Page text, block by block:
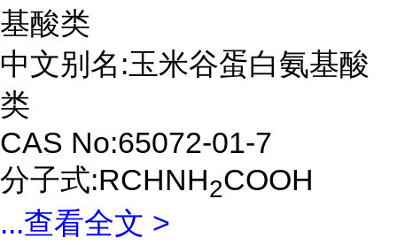
基酸类
中文别名:玉米谷蛋白氨基酸
类
CAS No:65072-01-7
分子式:RCHNH2COOH
...查看全文 >